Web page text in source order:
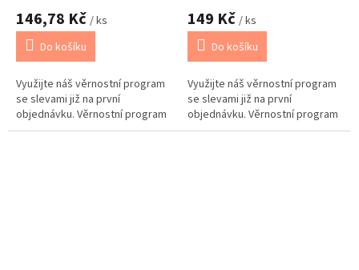
146,78 Kč / ks
Do košíku
Využijte náš věrnostní program
se slevami již na první
objednávku. Věrnostní program
149 Kč / ks
Do košíku
Využijte náš věrnostní program
se slevami již na první
objednávku. Věrnostní program